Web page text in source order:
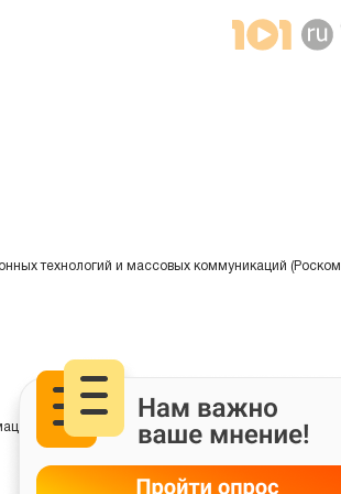
технологий и массовых коммуникаций
на основе сбора, систематизации и анализа